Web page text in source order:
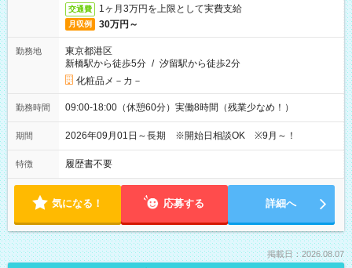
交通費 1ヶ月3万円を上限として実費支給
月収例 30万円～
勤務地
東京都港区
新橋駅から徒歩5分 / 汐留駅から徒歩2分
化粧品メ－カ－
勤務時間 09:00-18:00（休憩60分）実働8時間（残業少なめ！）
期間 2026年09月01日～長期 ※開始日相談OK ※9月～！
特徴 履歴書不要
気になる！ 応募する 詳細へ
掲載日：2026.08.07